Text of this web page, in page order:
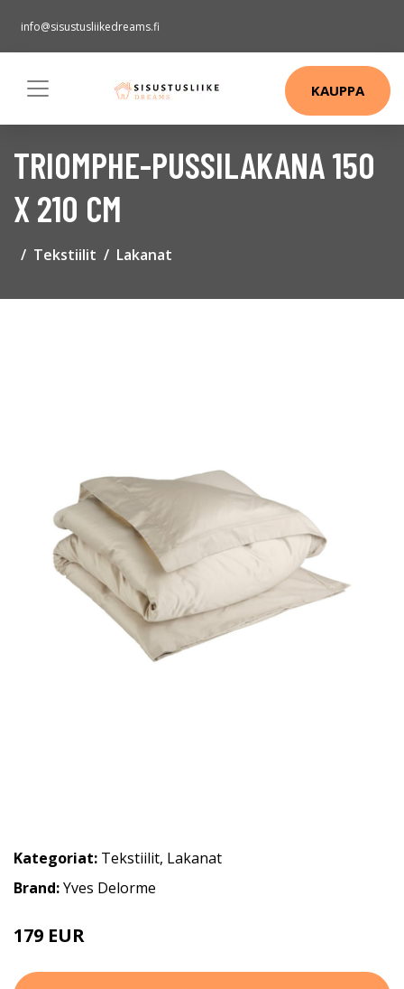
info@sisustusliikedreams.fi
KAUPPA
TRIOMPHE-PUSSILAKANA 150
X 210 CM
Tekstiilit Lakanat
Kategoriat: Tekstiilit, Lakanat
Brand:Yves Delorme
179 EUR